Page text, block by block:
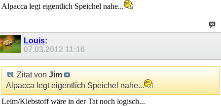
Alpacca legt eigentlich Speichel nahe...
Louis:
07.03.2012 11:16
Zitat von Jim
Alpacca legt eigentlich Speichel nahe...
Leim/Klebstoff wäre in der Tat noch logisch...